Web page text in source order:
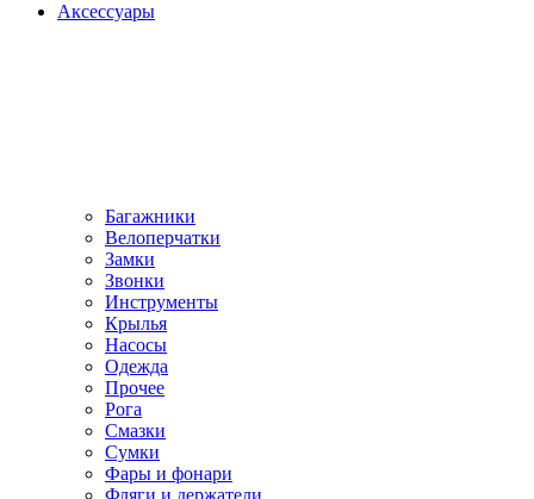
Аксессуары
Багажники
Велоперчатки
Замки
Звонки
Инструменты
Крылья
Насосы
Одежда
Прочее
Рога
Смазки
Сумки
Фары и фонари
Фляги и держатели